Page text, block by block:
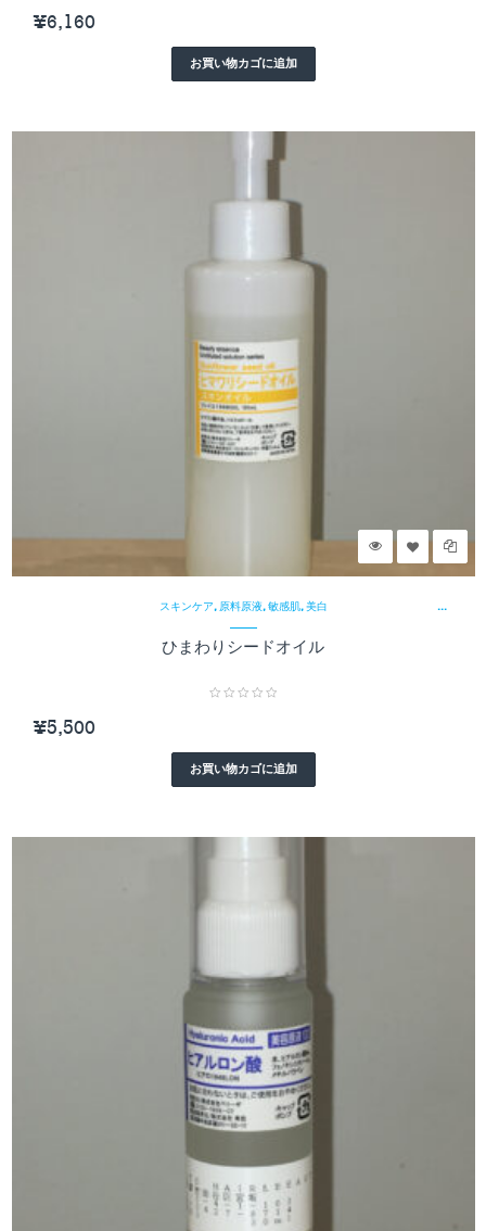
¥6,160
お買い物カゴに追加
スキンケア, 原料原液, 敏感肌, 美白
ひまわりシードオイル
¥5,500
お買い物カゴに追加